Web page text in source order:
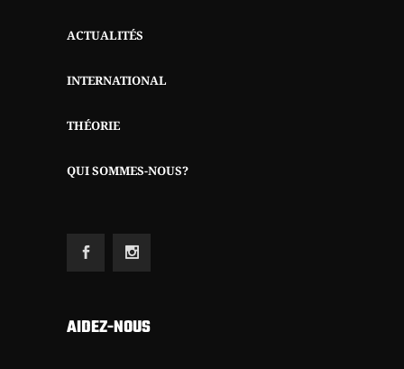
ACTUALITÉS
INTERNATIONAL
THÉORIE
QUI SOMMES-NOUS?
AIDEZ-NOUS